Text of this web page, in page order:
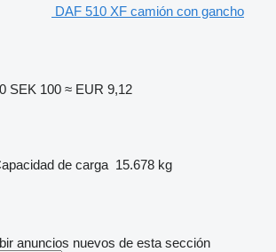
DAF 510 XF camión con gancho
SEK 100 ≈ EUR 9,12
de carga 15.678 kg
anuncios nuevos de esta sección